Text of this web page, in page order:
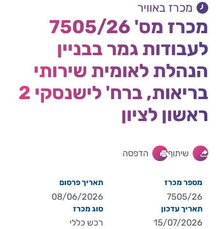
מכרז באוויר
מכרז מס' 7505/26
לעבודות גמר בבניין
הנהלת לאומית שירותי
בריאות, ברח' לישנסקי 2
ראשון לציון
שיתוף הדפסה
מספר מכרז
7505/26
תאריך פרסום
08/06/2026
תאריך עדכון
15/07/2026
סוג מכרז
רכש כללי